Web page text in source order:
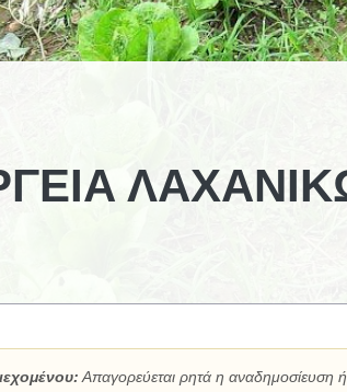
Απαγορεύεται ρητά η αναδημοσίευση